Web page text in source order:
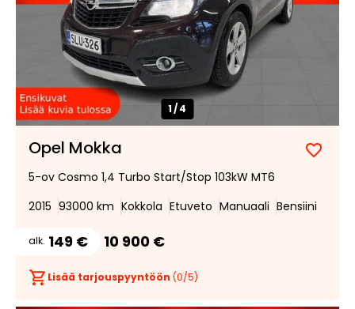
1/4
Opel Mokka
Lisää
5-ov Cosmo 1,4 Turbo Start/Stop 103kW MT6
2015 93000 km Kokkola Etuveto Manuaali Bensiini
alk. 149 € 10 900 €
Lisää tarjouspyyntöön (0/5)